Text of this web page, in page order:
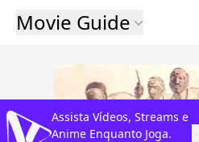
Movie Guide
Assista Vídeos, Streams e
Anime Enquanto Joga.